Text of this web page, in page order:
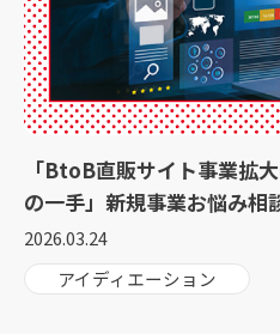
「BtoB直販サイト事業拡
の一手」新規事業お悩み相
2026.03.24
アイディエーション